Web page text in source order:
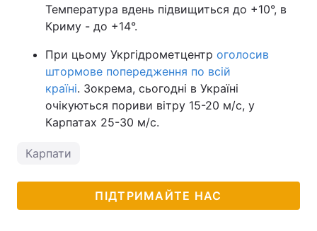
Температура вдень підвищиться до +10°, в
Криму - до +14°.
При цьому Укргідрометцентр оголосив
штормове попередження по всій
країні. Зокрема, сьогодні в Україні
очікуються пориви вітру 15-20 м/с, у
Карпатах 25-30 м/с.
Карпати
ПІДТРИМАЙТЕ НАС